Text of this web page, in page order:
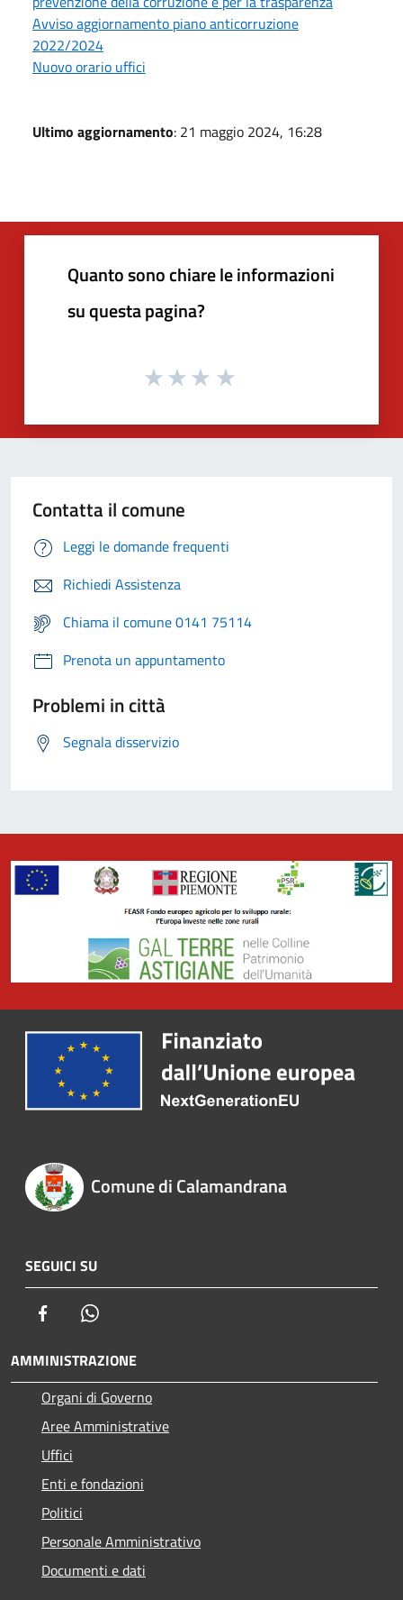
Avviso aggiornamento piano anticorruzione
2022/2024
Nuovo orario uffici
Ultimo aggiornamento: 21 maggio 2024, 16:28
Quanto sono chiare le informazioni
su questa pagina?
Contatta il comune
Leggi le domande frequenti
Richiedi Assistenza
Chiama il comune 0141 75114
Prenota un appuntamento
Problemi in città
Segnala disservizio
Comune di Calamandrana
SEGUICI SU
Facebook
AMMINISTRAZIONE
Organi di Governo
Aree Amministrative
Uffici
Enti e fondazioni
Politici
Personale Amministrativo
Documenti e dati